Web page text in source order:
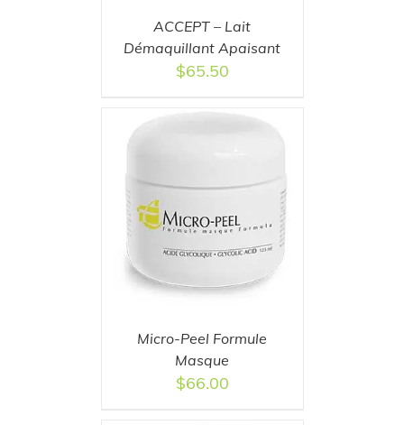
ACCEPT – Lait
Démaquillant Apaisant
$65.50
Micro-Peel Formule
Masque
$66.00